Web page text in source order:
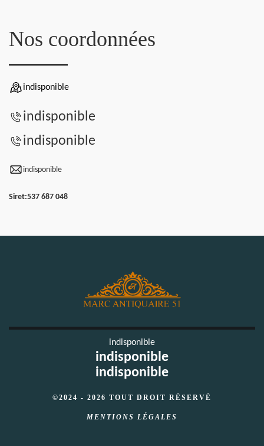
Nos coordonnées
indisponible
indisponible
indisponible
indisponible
Siret:537 687 048
indisponible
indisponible
indisponible
©2024 - 2026 TOUT DROIT RÉSERVÉ
MENTIONS LÉGALES